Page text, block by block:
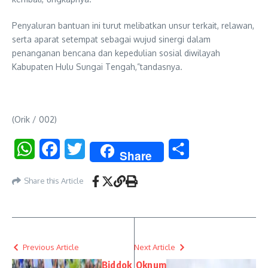
Penyaluran bantuan ini turut melibatkan unsur terkait, relawan,
serta aparat setempat sebagai wujud sinergi dalam
penanganan bencana dan kepedulian sosial diwilayah
Kabupaten Hulu Sungai Tengah,”tandasnya.
(Orik / 002)
WhatsAppFacebookTwitter Share
Share this Article
Previous Article
Biddok
Next Article
Oknum